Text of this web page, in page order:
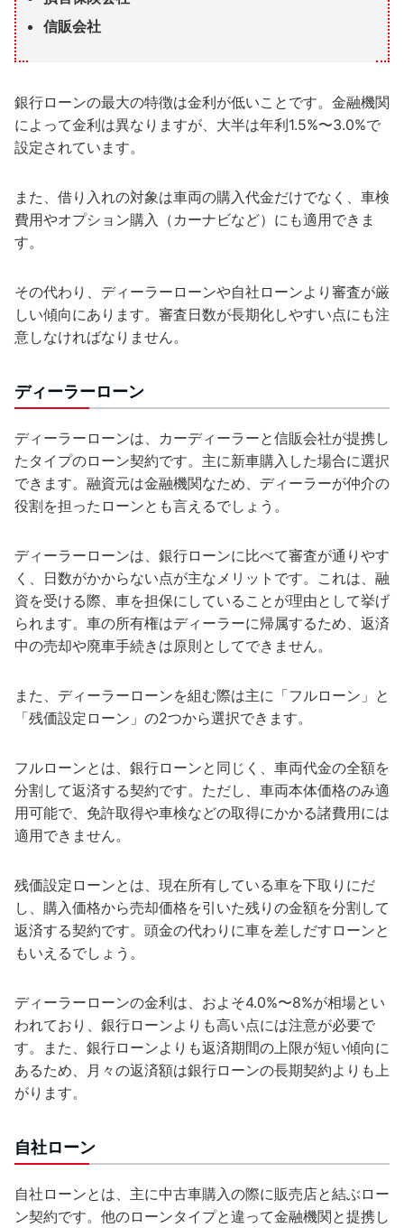
信販会社
銀行ローンの最大の特徴は金利が低いことです。金融機関
によって金利は異なりますが、大半は年利1.5%〜3.0%で
設定されています。
また、借り入れの対象は車両の購入代金だけでなく、車検
費用やオプション購入（カーナビなど）にも適用できま
す。
その代わり、ディーラーローンや自社ローンより審査が厳
しい傾向にあります。審査日数が長期化しやすい点にも注
意しなければなりません。
ディーラーローン
ディーラーローンは、カーディーラーと信販会社が提携し
たタイプのローン契約です。主に新車購入した場合に選択
できます。融資元は金融機関なため、ディーラーが仲介の
役割を担ったローンとも言えるでしょう。
ディーラーローンは、銀行ローンに比べて審査が通りやす
く、日数がかからない点が主なメリットです。これは、融
資を受ける際、車を担保にしていることが理由として挙げ
られます。車の所有権はディーラーに帰属するため、返済
中の売却や廃車手続きは原則としてできません。
また、ディーラーローンを組む際は主に「フルローン」と
「残価設定ローン」の2つから選択できます。
フルローンとは、銀行ローンと同じく、車両代金の全額を
分割して返済する契約です。ただし、車両本体価格のみ適
用可能で、免許取得や車検などの取得にかかる諸費用には
適用できません。
残価設定ローンとは、現在所有している車を下取りにだ
し、購入価格から売却価格を引いた残りの金額を分割して
返済する契約です。頭金の代わりに車を差しだすローンと
もいえるでしょう。
ディーラーローンの金利は、およそ4.0%〜8%が相場とい
われており、銀行ローンよりも高い点には注意が必要で
す。また、銀行ローンよりも返済期間の上限が短い傾向に
あるため、月々の返済額は銀行ローンの長期契約よりも上
がります。
自社ローン
自社ローンとは、主に中古車購入の際に販売店と結ぶロー
ン契約です。他のローンタイプと違って金融機関と提携し